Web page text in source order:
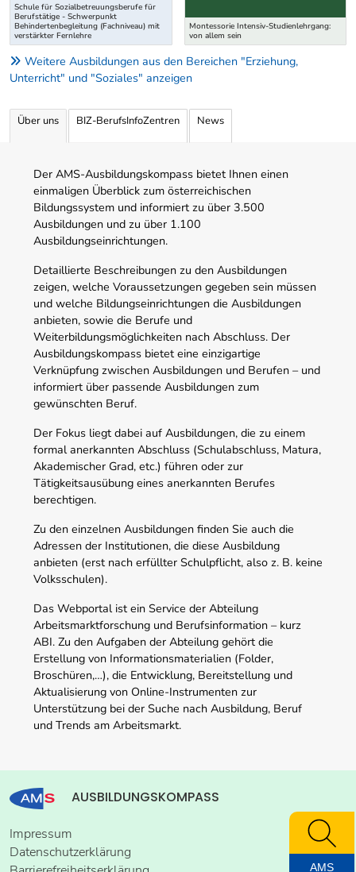
Schule für Sozialbetreuungsberufe für
Berufstätige - Schwerpunkt
Behindertenbegleitung (Fachniveau) mit
verstärkter Fernlehre
Montessorie Intensiv-Studienlehrgang:
von allem sein
Weitere Ausbildungen aus den Bereichen "Erziehung,
Unterricht" und "Soziales" anzeigen
Über uns BIZ-BerufsInfoZentren News
Der AMS-Ausbildungskompass bietet Ihnen einen
einmaligen Überblick zum österreichischen
Bildungssystem und informiert zu über 3.500
Ausbildungen und zu über 1.100
Ausbildungseinrichtungen.
Detaillierte Beschreibungen zu den Ausbildungen
zeigen, welche Voraussetzungen gegeben sein müssen
und welche Bildungseinrichtungen die Ausbildungen
anbieten, sowie die Berufe und
Weiterbildungsmöglichkeiten nach Abschluss. Der
Ausbildungskompass bietet eine einzigartige
Verknüpfung zwischen Ausbildungen und Berufen – und
informiert über passende Ausbildungen zum
gewünschten Beruf.
Der Fokus liegt dabei auf Ausbildungen, die zu einem
formal anerkannten Abschluss (Schulabschluss, Matura,
Akademischer Grad, etc.) führen oder zur
Tätigkeitsausübung eines anerkannten Berufes
berechtigen.
Zu den einzelnen Ausbildungen finden Sie auch die
Adressen der Institutionen, die diese Ausbildung
anbieten (erst nach erfüllter Schulpflicht, also z. B. keine
Volksschulen).
Das Webportal ist ein Service der Abteilung
Arbeitsmarktforschung und Berufsinformation – kurz
ABI. Zu den Aufgaben der Abteilung gehört die
Erstellung von Informationsmaterialien (Folder,
Broschüren,…), die Entwicklung, Bereitstellung und
Aktualisierung von Online-Instrumenten zur
Unterstützung bei der Suche nach Ausbildung, Beruf
und Trends am Arbeitsmarkt.
AUSBILDUNGSKOMPASS
Impressum
Datenschutzerklärung
AMS